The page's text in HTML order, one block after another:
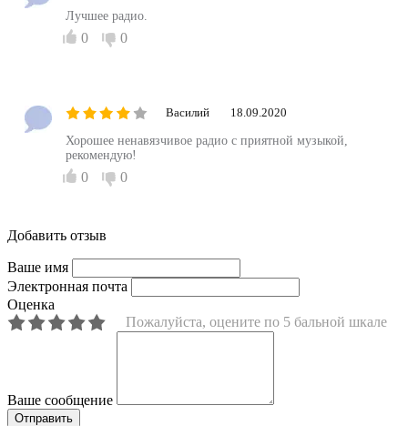
Лучшее радио.
0 0
Василий 18.09.2020
Хорошее ненавязчивое радио с приятной музыкой,
рекомендую!
0 0
Добавить отзыв
Ваше имя
Электронная почта
Оценка
Пожалуйста, оцените по 5 бальной шкале
Ваше сообщение